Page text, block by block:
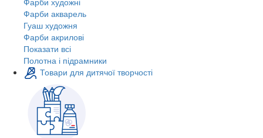
Фарби акварель
Гуаш художня
Фарби акрилові
Показати всі
Полотна і підрамники
Товари для дитячої творчості